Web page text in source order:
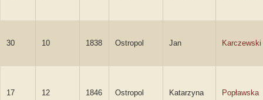
30 10 1838 Ostropol Jan Karczewski
17 12 1846 Ostropol Katarzyna Popławska